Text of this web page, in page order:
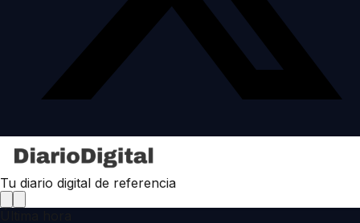
Tu diario digital de referencia